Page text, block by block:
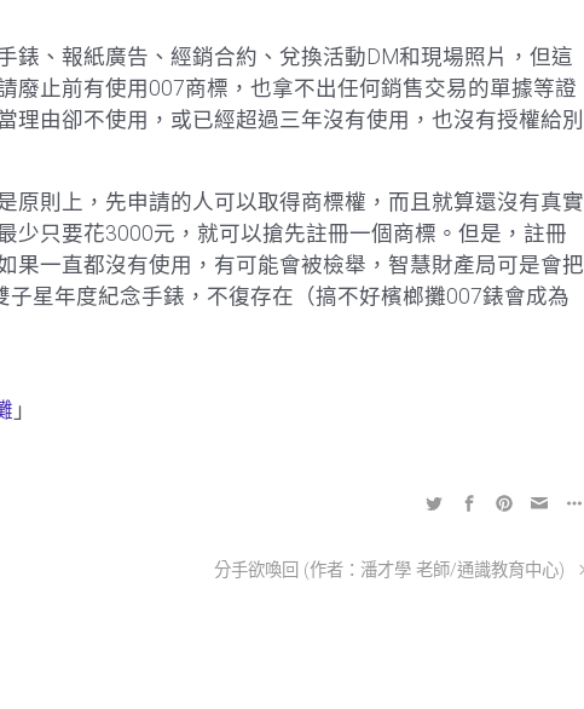
錶、報紙廣告、經銷合約、兌換活動DM和現場照片，但這
廢止前有使用007商標，也拿不出任何銷售交易的單據等證
由卻不使用，或已經超過三年沒有使用，也沒有授權給別
原則上，先申請的人可以取得商標權，而且就算還沒有真實
少只要花3000元，就可以搶先註冊一個商標。但是，註冊
果一直都沒有使用，有可能會被檢舉，智慧財產局可是會把
星年度紀念手錶，不復存在（搞不好檳榔攤007錶會成為
」
分手欲喚回 (作者：潘才學 老師/通識教育中心)